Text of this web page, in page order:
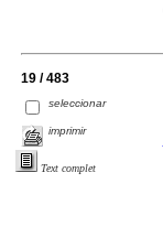
19 / 483
seleccionar
imprimir
Text complet